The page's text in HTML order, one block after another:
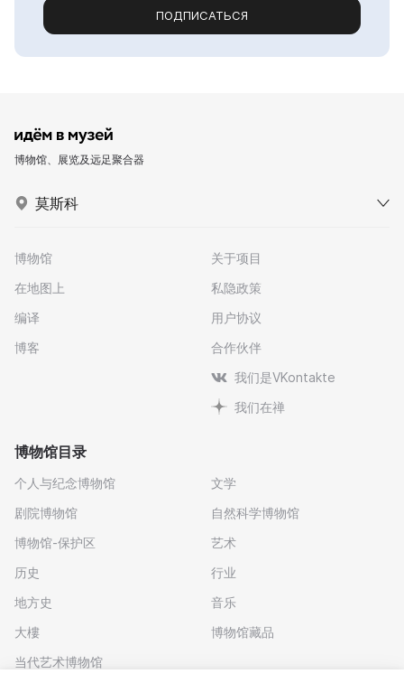
ПОДПИСАТЬСЯ
博物馆、展览及远足聚合器
莫斯科
博物馆
在地图上
编译
博客
关于项目
私隐政策
用户协议
合作伙伴
我们是VKontakte
我们在禅
博物馆目录
个人与纪念博物馆
剧院博物馆
博物馆-保护区
历史
地方史
大樓
当代艺术博物馆
文学
自然科学博物馆
艺术
行业
音乐
博物馆藏品